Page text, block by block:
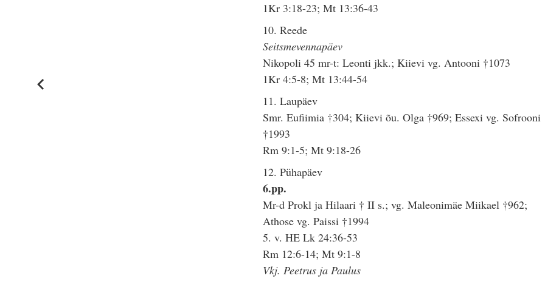
1Kr 3:18-23; Mt 13:36-43
10. Reede
Seitsmevennapäev
Nikopoli 45 mr-t: Leonti jkk.; Kiievi vg. Antooni †1073
1Kr 4:5-8; Mt 13:44-54
11. Laupäev
Smr. Eufiimia †304; Kiievi õu. Olga †969; Essexi vg. Sofrooni
†1993
Rm 9:1-5; Mt 9:18-26
12. Pühapäev
6.pp.
Mr-d Prokl ja Hilaari † II s.; vg. Maleonimäe Miikael †962;
Athose vg. Paissi †1994
5. v. HE Lk 24:36-53
Rm 12:6-14; Mt 9:1-8
Vkj. Peetrus ja Paulus